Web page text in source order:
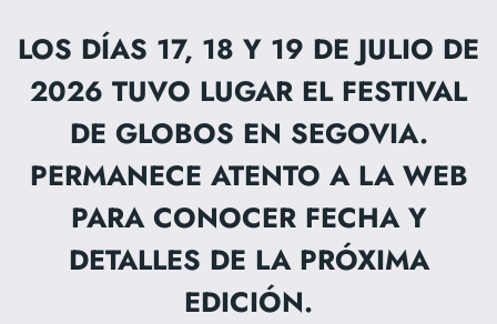
Saltar
contenido
LOS DÍAS 17, 18 Y 19 DE JULIO DE
2026 TUVO LUGAR EL FESTIVAL
DE GLOBOS EN SEGOVIA.
PERMANECE ATENTO A LA WEB
PARA CONOCER FECHA Y
DETALLES DE LA PRÓXIMA
EDICIÓN.